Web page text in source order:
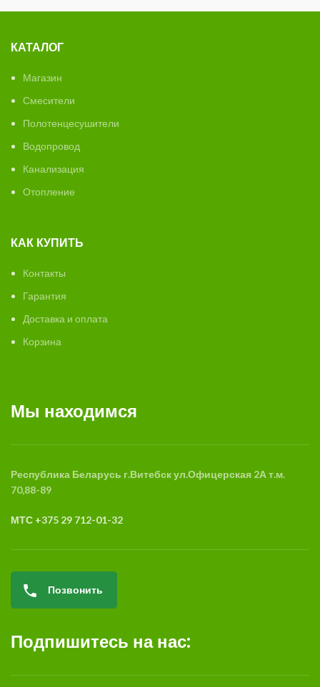
КАТАЛОГ
Магазин
Смесители
Полотенцесушители
Водопровод
Канализация
Отопление
КАК КУПИТЬ
Контакты
Гарантия
Доставка и оплата
Корзина
Мы находимся
Республика Беларусь г.Витебскул.Офицерская 2Ат.м.
70,88-89
МТС +375 29 712-01-32
Позвонить
Подпишитесь на нас: